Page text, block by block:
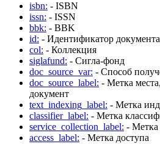
isbn: - ISBN
issn: - ISSN
bbk: - BBK
id: - Идентификатор документа
col: - Коллекция
siglafund: - Сигла-фонд
doc_source_var: - Способ
doc_source_label: - Метка
документ
text_indexing_label: - Метка
classifier_label: - Метка
service_collection_label: - Метка
access_label: - Метка доступа